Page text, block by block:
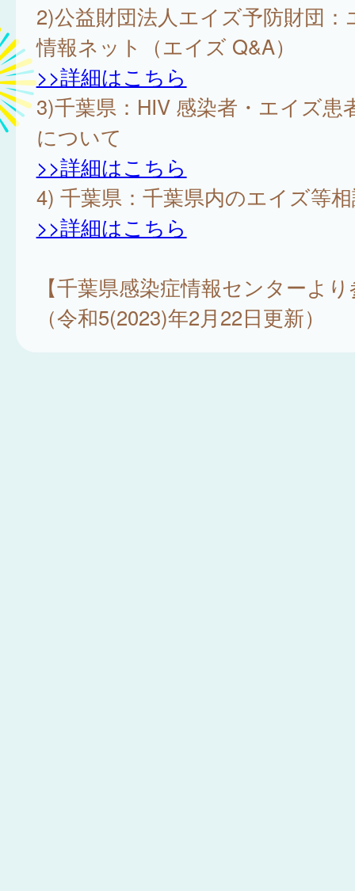
2)公益財団法人エイズ予防財団：
情報ネット（エイズ Q&A）
>>詳細はこちら
3)千葉県：HIV 感染者・エイズ患
について
>>詳細はこちら
4) 千葉県：千葉県内のエイズ等
>>詳細はこちら
【千葉県感染症情報センターよ
（令和5(2023)年2月22日更新）